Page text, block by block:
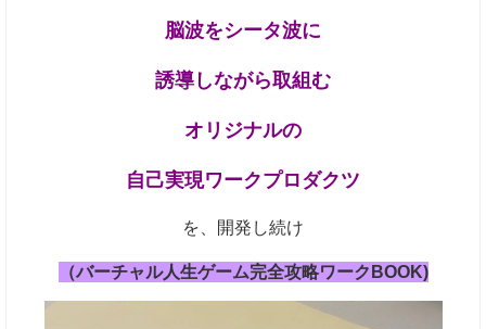
脳波をシータ波に
誘導しながら取組む
オリジナルの
自己実現ワークプロダクツ
を、 開発し続け
（バーチャル人生ゲーム完全攻略ワークBOOK)